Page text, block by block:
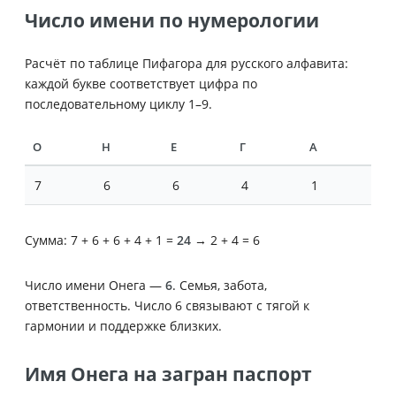
Число имени по нумерологии
Расчёт по таблице Пифагора для русского алфавита:
каждой букве соответствует цифра по
последовательному циклу 1–9.
О Н Е Г А
7 6 6 4 1
Сумма: 7 + 6 + 6 + 4 + 1 = 24 → 2 + 4 = 6
Число имени Онега — 6. Семья, забота,
ответственность. Число 6 связывают с тягой к
гармонии и поддержке близких.
Имя Онега на загран паспорт